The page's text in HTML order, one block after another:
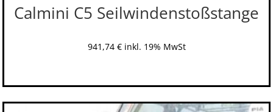
Calmini C5 Seilwindenstoßstange
941,74 € inkl. 19% MwSt